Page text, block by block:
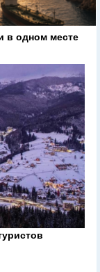
в одном месте